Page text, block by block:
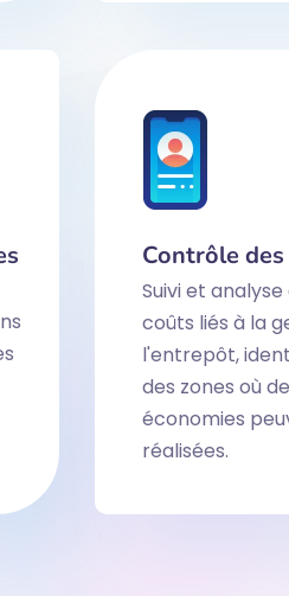
Contrôle
Suivi et analyse
coûts liés à la
l'entrepôt,
des zones où
économies
réalisées.